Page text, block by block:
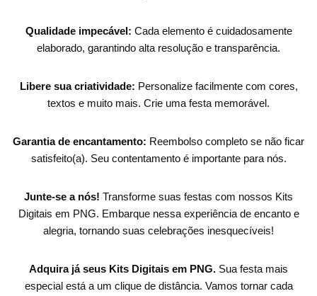
Qualidade impecável: Cada elemento é cuidadosamente
elaborado, garantindo alta resolução e transparência.
Libere sua criatividade: Personalize facilmente com cores,
textos e muito mais. Crie uma festa memorável.
Garantia de encantamento: Reembolso completo se não ficar
satisfeito(a). Seu contentamento é importante para nós.
Junte-se a nós! Transforme suas festas com nossos Kits
Digitais em PNG. Embarque nessa experiência de encanto e
alegria, tornando suas celebrações inesquecíveis!
Adquira já seus Kits Digitais em PNG. Sua festa mais
especial está a um clique de distância. Vamos tornar cada